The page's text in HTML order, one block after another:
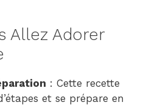
Allez Adorer
: Cette recette
et se prépare en